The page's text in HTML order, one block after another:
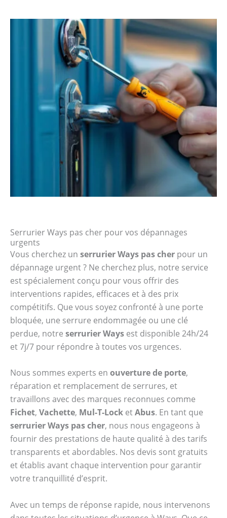
Serrurier Ways pas cher pour vos dépannages
urgents
Vous cherchez un serrurier Ways pas cher pour un
dépannage urgent ? Ne cherchez plus, notre service
est spécialement conçu pour vous offrir des
interventions rapides, efficaces et à des prix
compétitifs. Que vous soyez confronté à une porte
bloquée, une serrure endommagée ou une clé
perdue, notre serrurier Ways est disponible 24h/24
et 7j/7 pour répondre à toutes vos urgences.
Nous sommes experts en ouverture de porte,
réparation et remplacement de serrures, et
travaillons avec des marques reconnues comme
Fichet, Vachette, Mul-T-Lock etAbus. En tant que
serrurier Ways pas cher, nous nous engageons à
fournir des prestations de haute qualité à des tarifs
transparents et abordables. Nos devis sont gratuits
et établis avant chaque intervention pour garantir
votre tranquillité d’esprit.
Avec un temps de réponse rapide, nous intervenons